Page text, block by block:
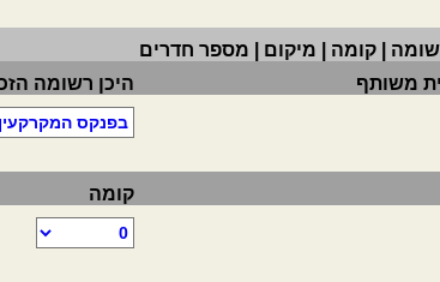
| קומה | מיקום | מספר חדרים
משותף היכן רשומה
קומה